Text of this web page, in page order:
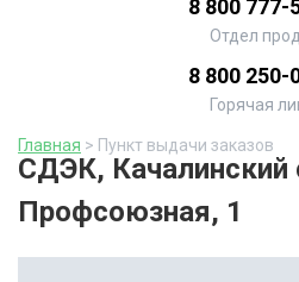
8 800 777-
Отдел
8 800 250-
Горячая
Главная > Пункт выдачи заказов
СДЭК, Качалинский
Профсоюзная, 1